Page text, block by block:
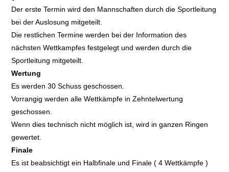
Der erste Termin wird den Mannschaften durch die Sportleitung
bei der Auslosung mitgeteilt.
Die restlichen Termine werden bei der Information des
nächsten Wettkampfes festgelegt und werden durch die
Sportleitung mitgeteilt.
Wertung
Es werden 30 Schuss geschossen.
Vorrangig werden alle Wettkämpfe in Zehntelwertung
geschossen.
Wenn dies technisch nicht möglich ist, wird in ganzen Ringen
gewertet.
Finale
Es ist beabsichtigt ein Halbfinale und Finale ( 4 Wettkämpfe )